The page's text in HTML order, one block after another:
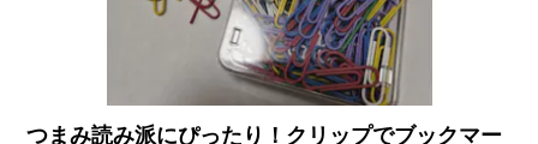
つまみ読み派にぴったり！クリップでブックマー